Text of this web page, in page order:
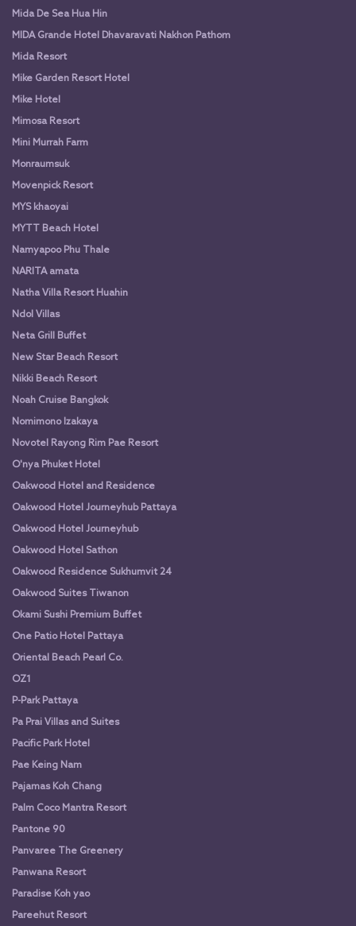
Mida De Sea Hua Hin
MIDA Grande Hotel Dhavaravati Nakhon Pathom
Mida Resort
Mike Garden Resort Hotel
Mike Hotel
Mimosa Resort
Mini Murrah Farm
Monraumsuk
Movenpick Resort
MYS khaoyai
MYTT Beach Hotel
Namyapoo Phu Thale
NARITA amata
Natha Villa Resort Huahin
Ndol Villas
Neta Grill Buffet
New Star Beach Resort
Nikki Beach Resort
Noah Cruise Bangkok
Nomimono Izakaya
Novotel Rayong Rim Pae Resort
O'nya Phuket Hotel
Oakwood Hotel and Residence
Oakwood Hotel Journeyhub Pattaya
Oakwood Hotel Journeyhub
Oakwood Hotel Sathon
Oakwood Residence Sukhumvit 24
Oakwood Suites Tiwanon
Okami Sushi Premium Buffet
One Patio Hotel Pattaya
Oriental Beach Pearl Co.
OZ1
P-Park Pattaya
Pa Prai Villas and Suites
Pacific Park Hotel
Pae Keing Nam
Pajamas Koh Chang
Palm Coco Mantra Resort
Pantone 90
Panvaree The Greenery
Panwana Resort
Paradise Koh yao
Pareehut Resort